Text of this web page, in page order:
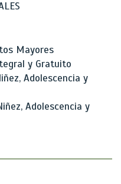
Mayores
y Gratuito
Adolescencia y
Adolescencia y